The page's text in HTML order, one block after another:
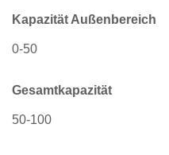
Kapazität Außenbereich
0-50
Gesamtkapazität
50-100